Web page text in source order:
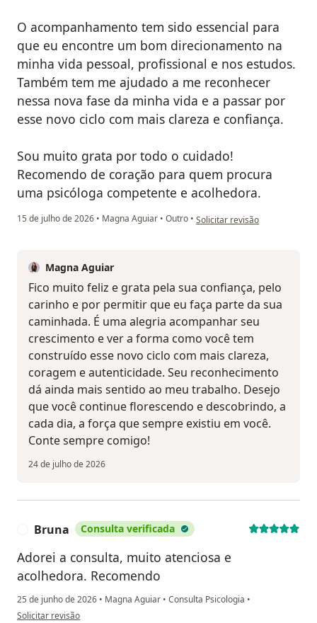
O acompanhamento tem sido essencial para
que eu encontre um bom direcionamento na
minha vida pessoal, profissional e nos estudos.
Também tem me ajudado a me reconhecer
nessa nova fase da minha vida e a passar por
esse novo ciclo com mais clareza e confiança.
Sou muito grata por todo o cuidado!
Recomendo de coração para quem procura
uma psicóloga competente e acolhedora.
15 de julho de 2026 • Magna Aguiar • Outro • na opinião do utilizador T. F.
Solicitar revisão
Magna Aguiar
Fico muito feliz e grata pela sua confiança, pelo
carinho e por permitir que eu faça parte da sua
caminhada. É uma alegria acompanhar seu
crescimento e ver a forma como você tem
construído esse novo ciclo com mais clareza,
coragem e autenticidade. Seu reconhecimento
dá ainda mais sentido ao meu trabalho. Desejo
que você continue florescendo e descobrindo, a
cada dia, a força que sempre existiu em você.
Conte sempre comigo!
24 de julho de 2026
Bruna Consulta verificada
Adorei a consulta, muito atenciosa e
acolhedora. Recomendo
25 de junho de 2026 • Magna Aguiar • Consulta Psicologia •
na opinião do utilizador Bruna
Solicitar revisão